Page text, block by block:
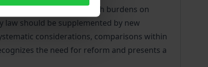
how to deal with burdens on
should be supplemented by new
considerations, comparisons within
the need for reform and presents a